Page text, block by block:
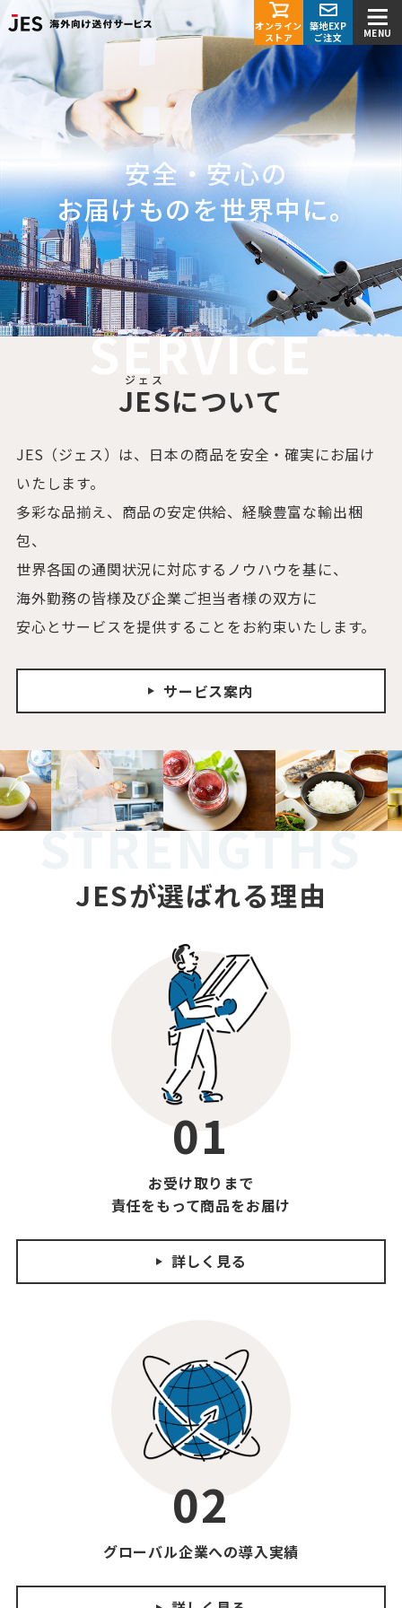
オンライン
ストア
築地EXP
ご注文
MENU
安全・安心の
お届けものを世界中に。
SERVICE
JES
ジェス
について
JES（ジェス）は、日本の商品を安全・確実にお届け
いたします。
多彩な品揃え、商品の安定供給、経験豊富な輸出梱
包、
世界各国の通関状況に対応するノウハウを基に、
海外勤務の皆様及び企業ご担当者様の双方に
安心とサービスを提供することをお約束いたします。
サービス案内
STRENGTHS
JESが選ばれる理由
01
お受け取りまで
責任をもって商品をお届け
詳しく見る
02
グローバル企業への導入実績
STRENGTHS
JESが選ばれる理由01
お受け取りまで
責任をもって商品をお届け
1. 適切な輸送方法のご提案
いたします。
国・地域により通関規則は異なり、通関制度も常
に変わっております。
各国・各地域の通関状況を常に確認し、最も適切
な配送方法でご手配いたします。
万が一、配送におけるトラブルが生じた場合、弊
社専属スタッフより到着までサポートいたしま
政情不安・自然災害や感染症拡大による影響で配
送が難しい地域へのご手配も可能です。
大に伴う状況下で配送にお困りがございましたら
是非ご相談ください。
3. 安心の補償対応
お荷物のお受け取りまで責任をもってご手配いた
します。
【02】グローバル企
業への導入実績
STRENGTHS
JESが選ばれる理由02
グローバル企業への
導入実績
1. 食料品送付制度の取引実績
業様との取引実績がございます。
本運用実績を基に、海外駐在者様のご生活のお手
伝いをさせていただきます。
政情不安・自然災害、感染症拡大による困難時に
も安心してご生活いただけるよう食料品・雑貨を
お送りいたします。
2. 制度策定から導入までのお手伝い
業界40年以上のリーディングカンパニーとして制
運用目的・ご予算・ハードシップ地域に合わせ、
制度策定のご提案も可能ですのでご相談くださ
【01】お受け取りま
で責任をもって商品を
【03】豊富な品揃え
丁寧な梱包
STRENGTHS
JESが選ばれる理由03
豊富な品揃え 丁寧な梱包
1. 豊富な品揃え、在庫管理の徹底
海外駐在生活を満足いただけるよう豊富な食料
お品物は弊社倉庫にて在庫管理を行い、賞味期限
自然災害など有事の際にもお品物が不足せぬよう
在庫管理しておりますので、常にご満足いただけ
る品物のご手配が可能となっております。
専門スタッフが一品一品丁寧に梱包いたします。
瓶やガラス製品など壊れやすい品物も専用の資材
多くのお品物をご注文いただいた際も、ご依頼品
に合わせ安全・経済性を勘案した梱包を行いま
す。
3. 購入代行サービス
通販サイトやスーパーなどで販売されているお品
物をご駐在者様の代わりに購入するサービスで
す。
ましたらご依頼ください。
【02】グローバル企